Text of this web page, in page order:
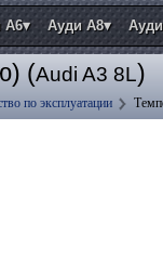
А6▾ Ауди А8▾
(Audi A3 8L)
по эксплуатации